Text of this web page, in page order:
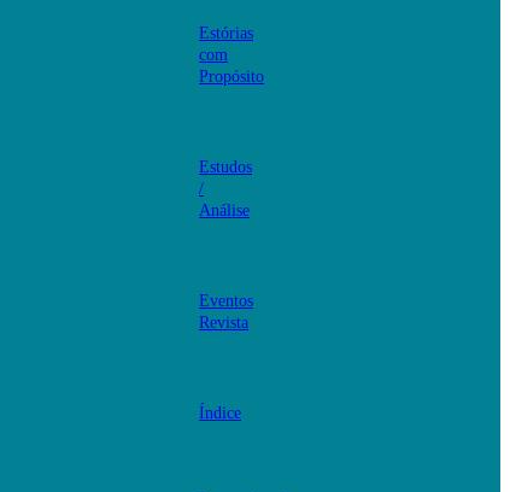
Estórias
com
Propósito
Estudos
/
Análise
Eventos
Revista
Índice